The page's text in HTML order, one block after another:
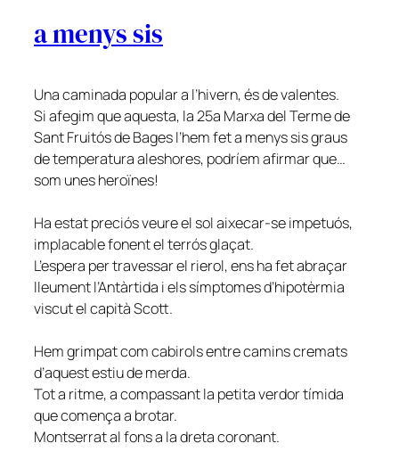
a menys sis
Una caminada popular a l’hivern, és de valentes.
Si afegim que aquesta, la 25a Marxa del Terme de
Sant Fruitós de Bages l’hem fet a menys sis graus
de temperatura aleshores, podríem afirmar que…
som unes heroïnes!
Ha estat preciós veure el sol aixecar-se impetuós,
implacable fonent el terrós glaçat.
L’espera per travessar el rierol, ens ha fet abraçar
lleument l’Antàrtida i els símptomes d’hipotèrmia
viscut el capità Scott.
Hem grimpat com cabirols entre camins cremats
d’aquest estiu de merda.
Tot a ritme, a compassant la petita verdor tímida
que comença a brotar.
Montserrat al fons a la dreta coronant.